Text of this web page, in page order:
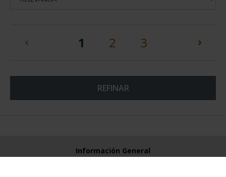
1 (current)
2 3
REFINAR
Información General